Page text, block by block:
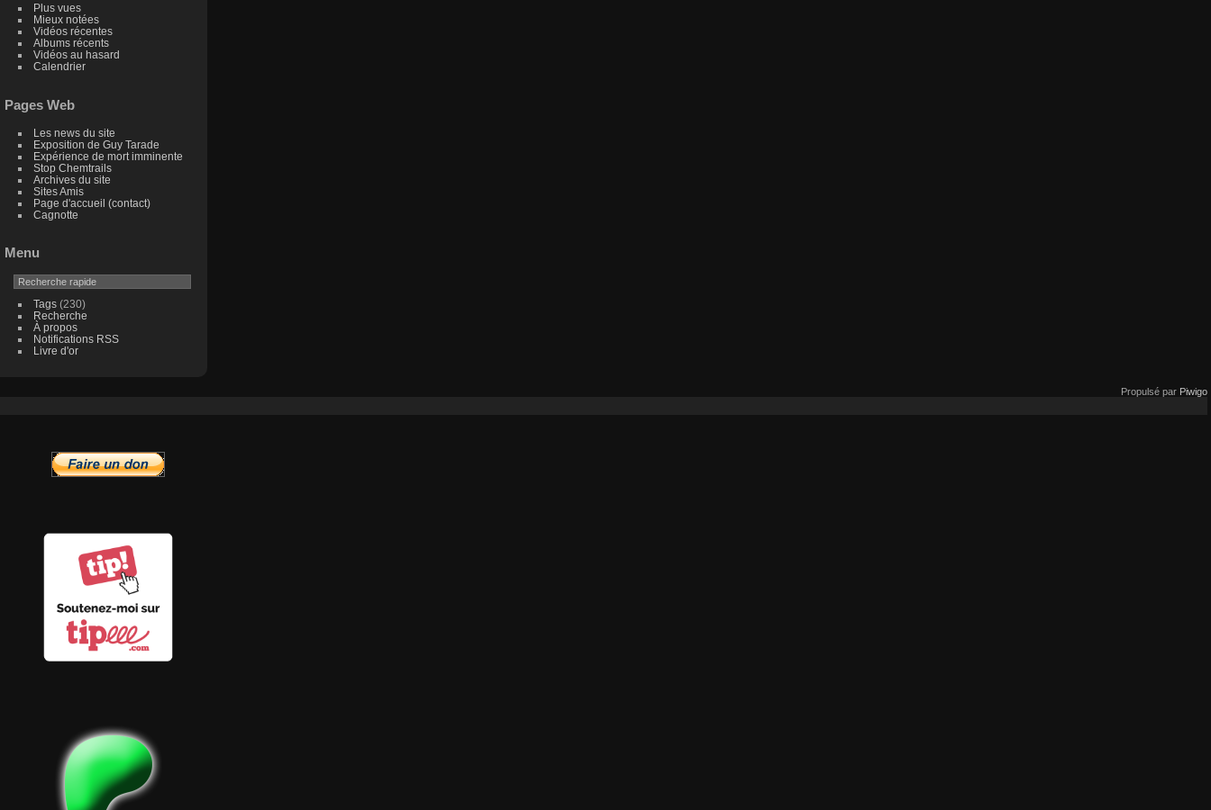
Plus vues
Mieux notées
Vidéos récentes
Albums récents
Vidéos au hasard
Calendrier
Pages Web
Les news du site
Exposition de Guy Tarade
Expérience de mort imminente
Stop Chemtrails
Archives du site
Sites Amis
Page d'accueil (contact)
Cagnotte
Menu
Tags(230)
Recherche
À propos
Notifications RSS
Livre d'or
Propulsé par Piwigo